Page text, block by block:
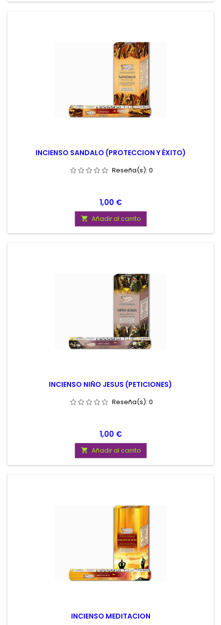
INCIENSO SANDALO (PROTECCION Y ÉXITO)
Reseña(s): 0
Precio
1,00 €
 Añadir al carrito
INCIENSO NIÑO JESUS (PETICIONES)
Reseña(s): 0
Precio
1,00 €
 Añadir al carrito
INCIENSO MEDITACION